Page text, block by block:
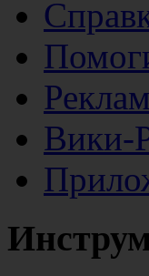
Вики-